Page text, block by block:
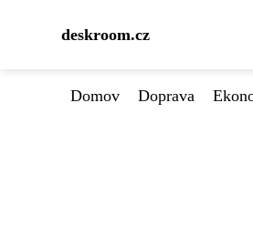
deskroom.cz
Domov Doprava